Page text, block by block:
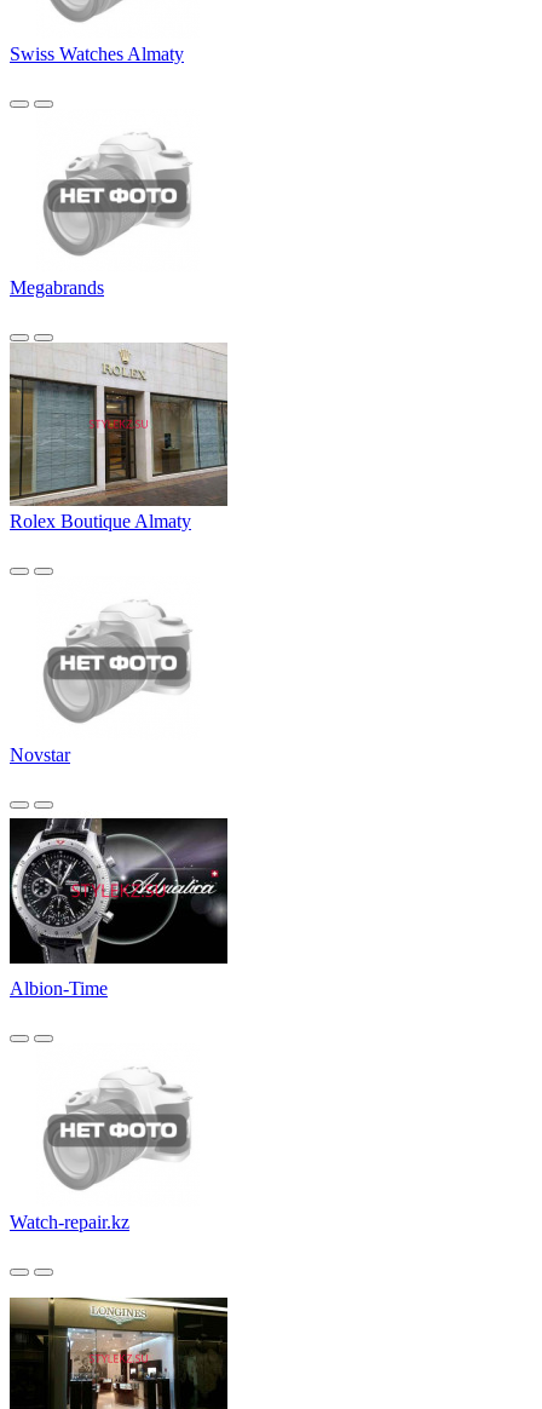
Swiss Watches Almaty
Megabrands
Rolex Boutique Almaty
Novstar
Albion-Time
Watch-repair.kz